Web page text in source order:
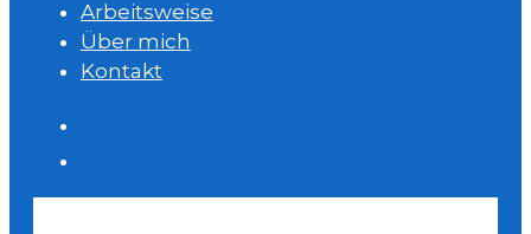
Arbeitsweise
Über mich
Kontakt